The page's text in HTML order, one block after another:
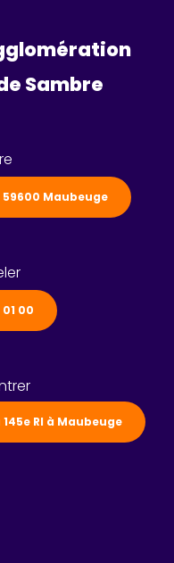
Sambre
Maubeuge
00
RI à Maubeuge